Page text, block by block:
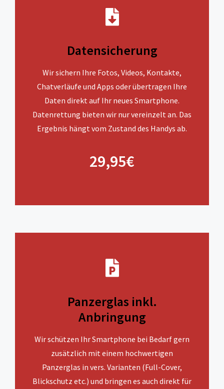
Datensicherung
Wir sichern Ihre Fotos, Videos, Kontakte,
Chatverläufe und Apps oder übertragen Ihre
Daten direkt auf Ihr neues Smartphone.
Datenrettung bieten wir nur vereinzelt an. Das
Ergebnis hängt vom Zustand des Handys ab.
29,95€
Panzerglas inkl.
Anbringung
Wir schützen Ihr Smartphone bei Bedarf gern
zusätzlich mit einem hochwertigen
Panzerglas in vers. Varianten (Full-Cover,
Blickschutz etc.) und bringen es auch direkt für